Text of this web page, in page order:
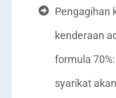
Pengagihan
kenderaan
formula
syarikat